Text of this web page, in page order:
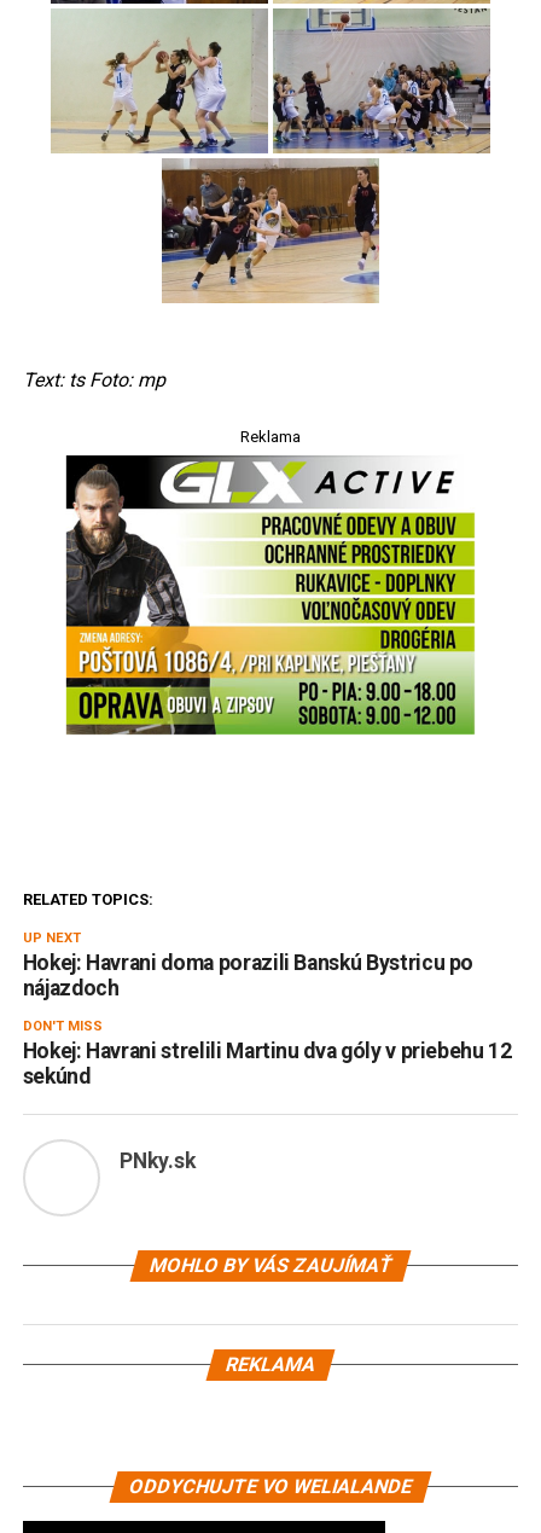
Text: ts Foto: mp
Reklama
RELATED TOPICS:
UP NEXT
Hokej: Havrani doma porazili Banskú Bystricu po
nájazdoch
DON'T MISS
Hokej: Havrani strelili Martinu dva góly v priebehu 12
sekúnd
PNky.sk
MOHLO BY VÁS ZAUJÍMAŤ
REKLAMA
ODDYCHUJTE VO WELIALANDE